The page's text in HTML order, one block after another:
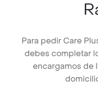
Para pedir Care
debes completar
encargamos de